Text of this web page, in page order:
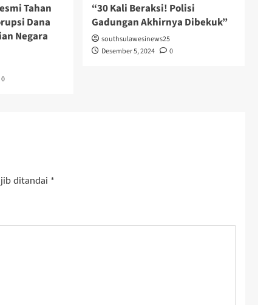
Tahan
Dana
Negara
0
“30 Kali Beraksi! Polisi
Gadungan Akhirnya Dibekuk”
southsulawesinews25
Desember 5, 2024
0
ditandai *